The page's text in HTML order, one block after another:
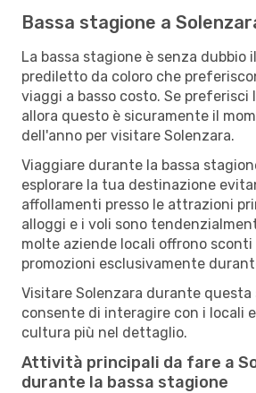
Bassa stagione a
La bassa stagione è senza dubbio
prediletto da coloro che
viaggi a basso costo. Se
allora questo è sicuramente il
dell'anno per visitare Solenzara.
Viaggiare durante la bassa
esplorare la tua destinazione
affollamenti presso le attrazioni
alloggi e i voli sono
molte aziende locali offrono sconti
promozioni esclusivamente
Visitare Solenzara durante
consente di interagire con i locali
cultura più nel dettaglio.
Attività principali da fare a
durante la bassa stagione